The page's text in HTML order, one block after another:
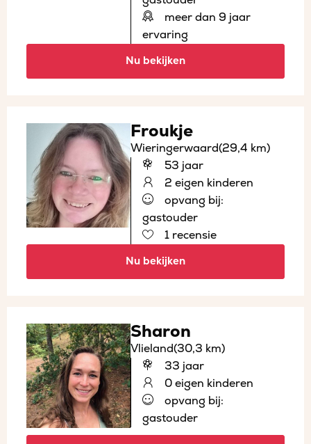
meer dan 9 jaar
ervaring
Nu bekijken
Froukje
Wieringerwaard(29,4 km)
53 jaar
2 eigen kinderen
opvang bij:
gastouder
1 recensie
Nu bekijken
Sharon
Vlieland(30,3 km)
33 jaar
0 eigen kinderen
opvang bij:
gastouder